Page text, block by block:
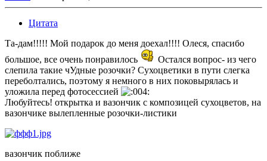
Цитата
Та-дам!!!!! Мой подарок до меня доехал!!!! Олеся, спасибо
большое, все очень понравилось
Остался вопрос- из чего
слепила такие чУдные розочки? Сухоцветики в пути слегка
переболтались, поэтому я немного в них поковырялась и
уложила перед фотосессией
Любуйтесь! открытка и вазончик с композицей сухоцветов, на
вазончике вылепленные розочки-листики
вазончик поближе